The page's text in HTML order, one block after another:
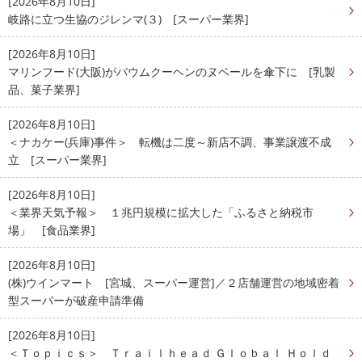
岐路に立つ生協のジレンマ(３) [スーパー業界]
[2026年8月10日]
マリンフード(大阪)がバウムクーヘンのヌベールを傘下に [乳製
品、菓子業界]
[2026年8月10日]
＜ナカケー(兵庫)事件＞ 転機は二度～新店不調、事業譲渡不成
立 [スーパー業界]
[2026年8月10日]
＜業界天気予報＞ １兆円規模に拡大した「ふるさと納税市
場」 [食品業界]
[2026年8月10日]
(株)ウインマート [宮城、スーパー運営]／２店舗運営の地域密着
型スーパーが破産申請準備
[2026年8月10日]
＜Ｔｏｐｉｃｓ＞ Ｔｒａｉｌｈｅａｄ Ｇｌｏｂａｌ Ｈｏｌｄ